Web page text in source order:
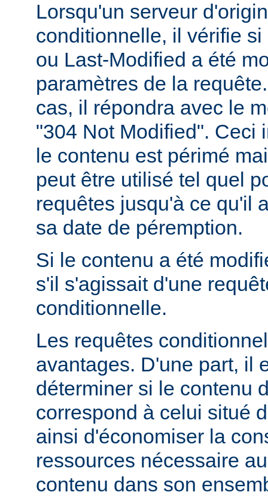
Lorsqu'un serveur
conditionnelle, il vérifie
ou Last-Modified a été
paramètres de la
cas, il répondra avec le
"304 Not Modified". Ceci
le contenu est périmé
peut être utilisé tel quel
requêtes jusqu'à ce qu'il
sa date de péremption.
Si le contenu a été
s'il s'agissait d'une
conditionnelle.
Les requêtes
avantages. D'une part, il
déterminer si le contenu
correspond à celui situé
ainsi d'économiser la
ressources nécessaire
contenu dans son